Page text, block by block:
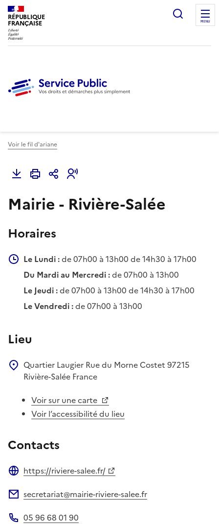
RÉPUBLIQUE
FRANÇAISE
Ouvrir
MENU
Voir le fil d'ariane
Mairie - Rivière-Salée
Horaires
Le Lundi :de 07h00 à 13h00 de 14h30 à 17h00
Du Mardi au Mercredi :de 07h00 à 13h00
Le Jeudi :de 07h00 à 13h00 de 14h30 à 17h00
Le Vendredi :de 07h00 à 13h00
Lieu
Quartier Laugier Rue du Morne Costet 97215
Rivière-Salée France
Voir sur une carte
Voir l’accessibilité du lieu
Contacts
https://riviere-salee.fr/
secretariat@mairie-riviere-salee.fr
05 96 68 01 90